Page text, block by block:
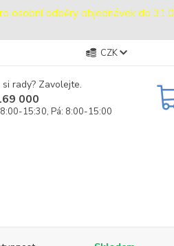
osobní odběry objednávek do
CZK
rady? Zavolejte.
000
15:30, Pá: 8:00-15:00